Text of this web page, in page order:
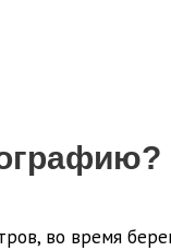
во время